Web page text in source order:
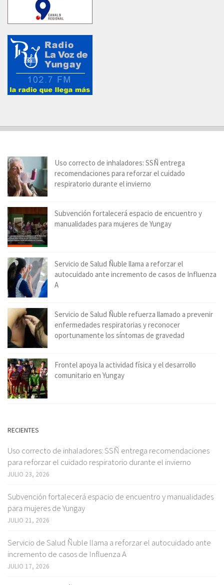
Uso correcto de inhaladores: SSÑ entrega
recomendaciones para reforzar el cuidado
respiratorio durante el invierno
Subvención fortalecerá espacio de encuentro y
manualidades para mujeres de Yungay
Servicio de Salud Ñuble llama a reforzar el
autocuidado ante incremento de casos de Influenza
A
Servicio de Salud Ñuble refuerza llamado a prevenir
enfermedades respiratorias y reconocer
oportunamente los síntomas de gravedad
Frontel apoya la actividad física y el desarrollo
comunitario en Yungay
RECIENTES
Uso correcto de inhaladores: SSÑ entrega recomendaciones
para reforzar el cuidado respiratorio durante el invierno
JULIO 23, 2026
Subvención fortalecerá espacio de encuentro y manualidades
para mujeres de Yungay
JULIO 21, 2026
Servicio de Salud Ñuble llama a reforzar el autocuidado ante
incremento de casos de Influenza A
JULIO 17, 2026